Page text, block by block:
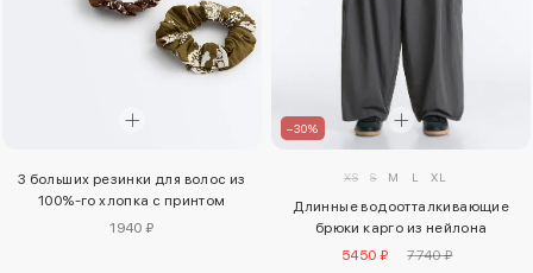
3 больших резинки для волос из
100%-го хлопка с принтом
1940 ₽
–30%
XS S M L XL
Длинные водоотталкивающие
брюки карго из нейлона
5450 ₽
7740 ₽